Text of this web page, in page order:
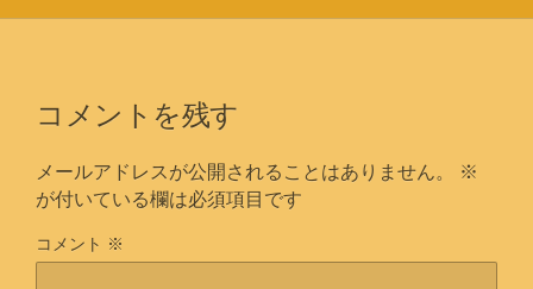
コメントを残す
メールアドレスが公開されることはありません。
※
が付いている欄は必須項目です
コメント ※